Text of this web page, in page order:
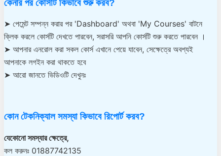
কেনার পর কোর্সটি কিভাবে শুরু করব?
➤ পেমেন্ট সম্পন্ন করার পর 'Dashboard' অথবা 'My Courses' বাটনে
ক্লিক করলে কোর্সটি দেখতে পারবেন, সরাসরি আপনি কোর্সটি শুরু করতে পারবেন ।
➤ আপনার এনরোল করা সকল কোর্স এখানে পেয়ে যাবেন, সেক্ষেত্রে অবশ্যই
আপনাকে লগইন করা থাকতে হবে
➤ আরো জানতে ভিডিওটি দেখুনঃ
কোন টেকনিক্যাল সমস্যা কিভাবে রিপোর্ট করব?
যেকোনো সমস্যার ক্ষেত্রে,
কল করুনঃ 01887742135